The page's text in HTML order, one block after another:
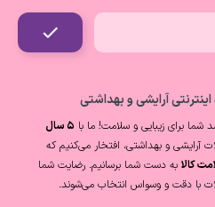
آرایشی و بهداشتی
برای زیبایی و سلامت! ما با
۵ سال
آرایشی و بهداشتی، افتخار می‌کنیم که
کالا به دست شما برسانیم. رضایت شما
با دقت و وسواس انتخاب می‌شوند.